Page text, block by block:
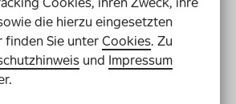
andere erzählten mir von
Das hat mir gezeigt, wie viel
hinter den Türen passieren. Und
haben ja so eine relativ
die hierzu eingesetzten
finden Sie unterCookies. Zu
und Impressum